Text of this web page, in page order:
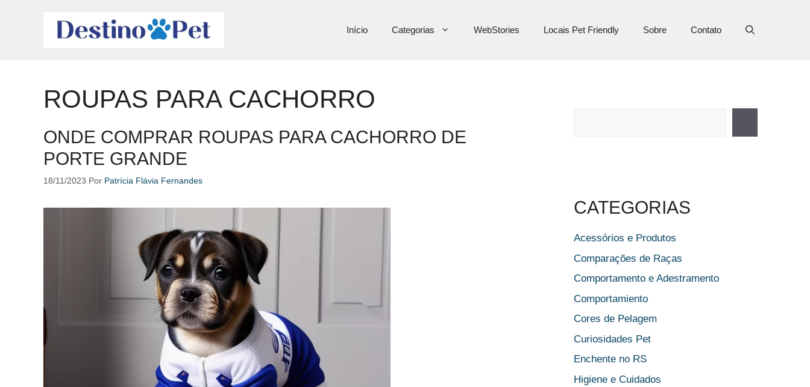
Início Categorias WebStories Locais Pet Friendly Sobre Contato
ROUPAS PARA CACHORRO
ONDE COMPRAR ROUPAS PARA CACHORRO DE
PORTE GRANDE
18/11/2023 Por Patrícia Flávia Fernandes
CATEGORIAS
Acessórios e Produtos
Comparações de Raças
Comportamento e Adestramento
Comportamiento
Cores de Pelagem
Curiosidades Pet
Enchente no RS
Higiene e Cuidados